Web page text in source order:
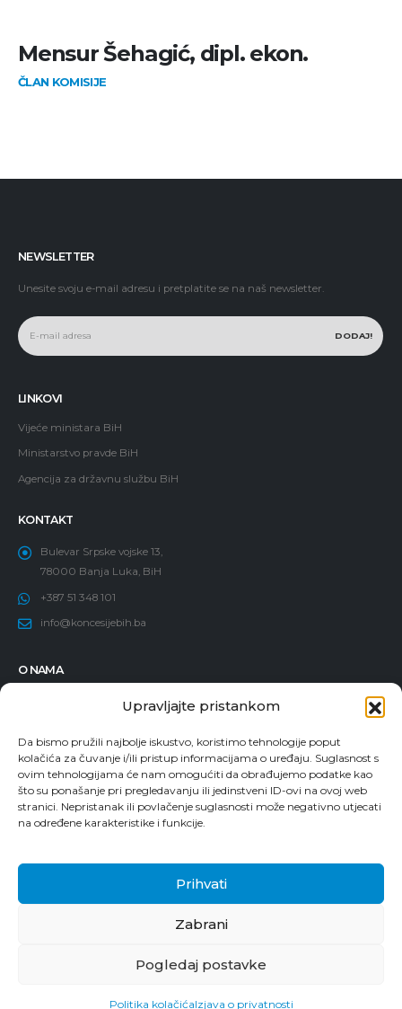
Upravljajte pristankom
Da bismo pružili najbolje iskustvo, koristimo tehnologije poput
kolačića za čuvanje i/ili pristup informacijama o uređaju. Suglasnost s
ovim tehnologijama će nam omogućiti da obrađujemo podatke kao
što su ponašanje pri pregledavanju ili jedinstveni ID-ovi na ovoj web
stranici. Nepristanak ili povlačenje suglasnosti može negativno utjecati
na određene karakteristike i funkcije.
Prihvati
Zabrani
Pogledaj postavke
Politika kolačićaIzjava o privatnosti
Mensur Šehagić, dipl. ekon.
ČLAN KOMISIJE
NEWSLETTER
Unesite svoju e-mail adresu i pretplatite se na naš newsletter.
LINKOVI
Vijeće ministara BiH
Ministarstvo pravde BiH
Agencija za državnu službu BiH
KONTAKT
Bulevar Srpske vojske 13,
78000 Banja Luka, BiH
+387 51 348 101
info@koncesijebih.ba
O NAMA
Članovi Komisije
Zaposleni
Vodič za pristup informacijama
Prijava korupcije